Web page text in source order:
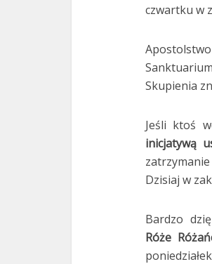
czwartku w
Skupienia
Jeśli ktoś
inicjatywą
Dzisiaj w
Bardzo
Róże